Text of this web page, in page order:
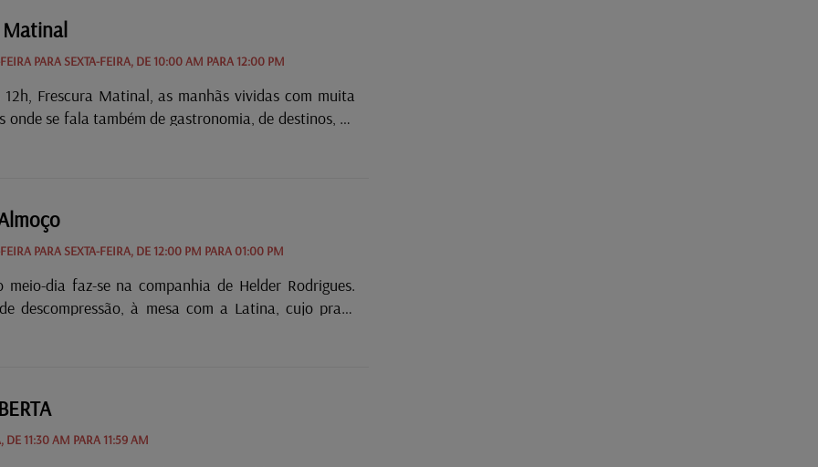
a guitarra de Jorge Trindade acompanha a banda
domingo.
Matinal
PARA SEXTA-FEIRA, DE 10:00 AM PARA 12:00 PM
12h, Frescura Matinal, as manhãs vividas com muita
onde se fala também de gastronomia, de destinos, de
PARA SEXTA-FEIRA, DE 12:00 PM PARA 01:00 PM
meio-dia faz-se na companhia de Helder Rodrigues.
descompressão, à mesa com a Latina, cujo prato
DE 11:30 AM PARA 11:59 AM